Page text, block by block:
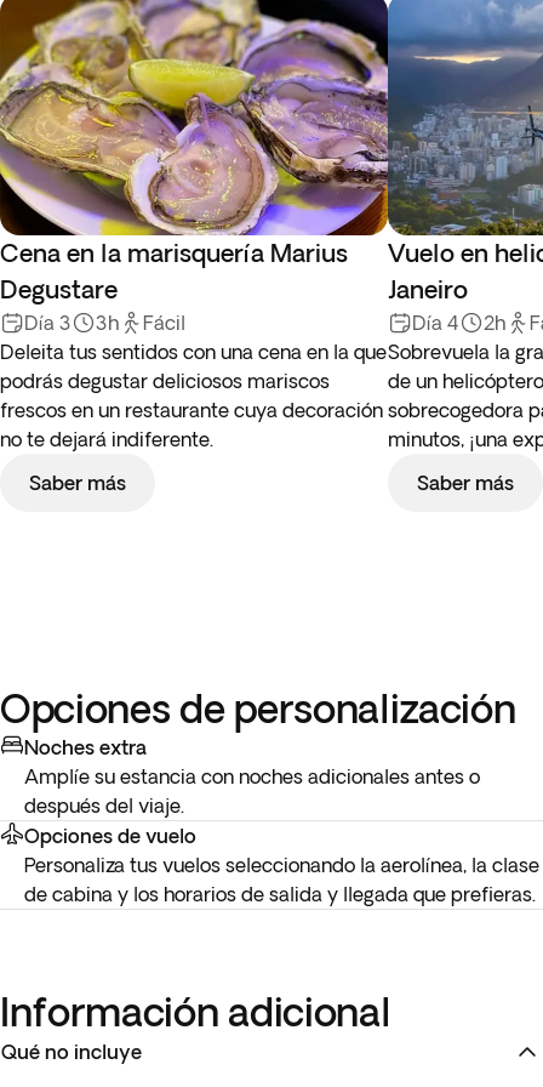
Cena en la marisquería Marius
Degustare
Día 3 3h
Fácil
Deleita tus sentidos con una cena en la que
podrás degustar deliciosos mariscos
frescos en un restaurante cuya decoración
no te dejará indiferente.
Saber más
Vuelo en
Janeiro
Día 4 2h
Sobrevuela la
de un
sobrecogedora
minutos, ¡una
Saber más
Opciones de personalización
Noches extra
Amplíe su estancia con noches adicionales antes o
después del viaje.
Opciones de vuelo
Personaliza tus vuelos seleccionando la aerolínea, la clase
de cabina y los horarios de salida y llegada que prefieras.
Información adicional
Qué no incluye